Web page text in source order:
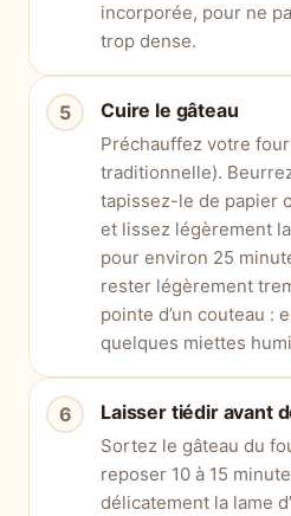
incorporée, pour ne
trop dense.
Cuire le gâteau
Préchauffez votre
traditionnelle).
tapissez-le de papier
et lissez légèrement
pour environ 25
rester légèrement
pointe d’un couteau :
quelques miettes
Laisser tiédir avant
Sortez le gâteau du
reposer 10 à 15
délicatement la lame